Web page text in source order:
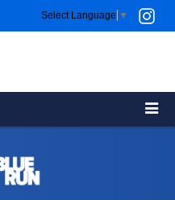
Select Language ▼